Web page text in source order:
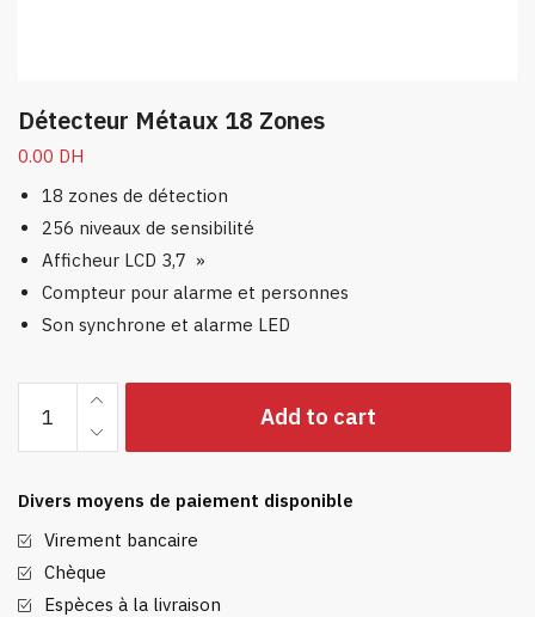
Détecteur Métaux 18 Zones
0.00 DH
18 zones de détection
256 niveaux de sensibilité
Afficheur LCD 3,7 »
Compteur pour alarme et personnes
Son synchrone et alarme LED
Détecteur
Métaux
18
quantity
Add to cart
Divers moyens de paiement disponible
Virement bancaire
Chèque
Espèces à la livraison